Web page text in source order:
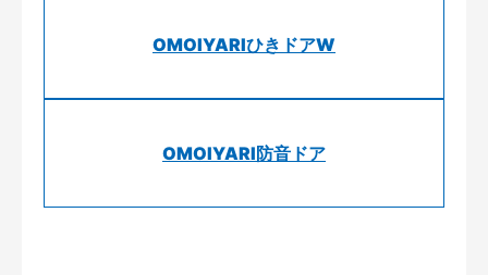
OMOIYARIひきドアW
OMOIYARI防音ドア